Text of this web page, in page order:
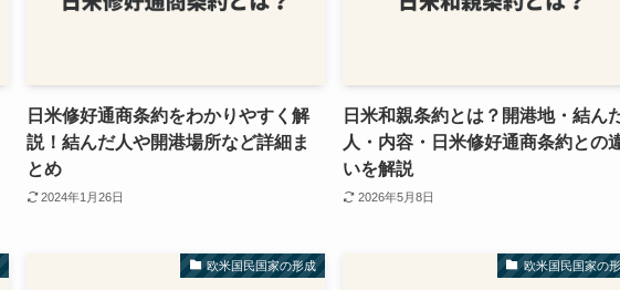
日米修好通商条約をわかりやすく解
説！結んだ人や開港場所など詳細ま
とめ
2024年1月26日
日米和親条約とは？開港地・結ん
人・内容・日米修好通商条約との
いを解説
2026年5月8日
欧米国民国家の形成 欧米国民国家の